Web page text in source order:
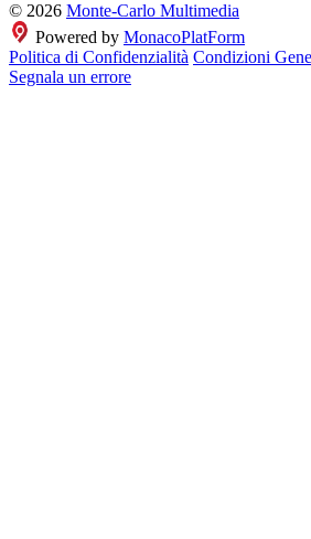
© 2026 Monte-Carlo Multimedia
Powered by MonacoPlatForm
Politica di Confidenzialità Condizioni
Segnala un errore